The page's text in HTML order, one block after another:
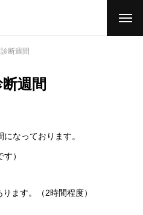
断週間
週間
なっております。
）
ます。（2時間程度）